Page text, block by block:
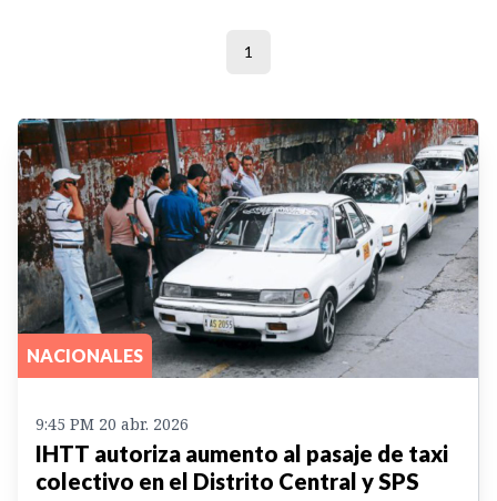
1
NACIONALES
9:45 PM 20 abr. 2026
IHTT autoriza aumento al pasaje de taxi
colectivo en el Distrito Central y SPS